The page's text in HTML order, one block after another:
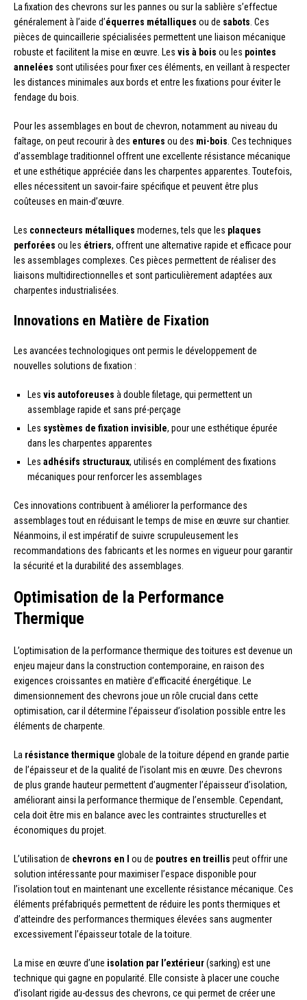
La fixation des chevrons sur les pannes ou sur la sablière s’effectue
généralement à l’aide d’équerres métalliques ou de sabots . Ces
pièces de quincaillerie spécialisées permettent une liaison mécanique
robuste et facilitent la mise en œuvre. Les vis à bois ou les pointes
annelées sont utilisées pour fixer ces éléments, en veillant à respecter
les distances minimales aux bords et entre les fixations pour éviter le
fendage du bois.
Pour les assemblages en bout de chevron, notamment au niveau du
faîtage, on peut recourir à des entures ou des mi-bois . Ces techniques
d’assemblage traditionnel offrent une excellente résistance mécanique
et une esthétique appréciée dans les charpentes apparentes. Toutefois,
elles nécessitent un savoir-faire spécifique et peuvent être plus
coûteuses en main-d’œuvre.
Les connecteurs métalliques modernes, tels que les plaques
perforées ou les étriers, offrent une alternative rapide et efficace pour
les assemblages complexes. Ces pièces permettent de réaliser des
liaisons multidirectionnelles et sont particulièrement adaptées aux
charpentes industrialisées.
Innovations en Matière de Fixation
Les avancées technologiques ont permis le développement de
nouvelles solutions de fixation :
Les vis autoforeuses à double filetage, qui permettent un
assemblage rapide et sans pré-perçage
Les systèmes de fixation invisible, pour une esthétique épurée
dans les charpentes apparentes
Les adhésifs structuraux, utilisés en complément des fixations
mécaniques pour renforcer les assemblages
Ces innovations contribuent à améliorer la performance des
assemblages tout en réduisant le temps de mise en œuvre sur chantier.
Néanmoins, il est impératif de suivre scrupuleusement les
recommandations des fabricants et les normes en vigueur pour garantir
la sécurité et la durabilité des assemblages.
Optimisation de la Performance
Thermique
L’optimisation de la performance thermique des toitures est devenue un
enjeu majeur dans la construction contemporaine, en raison des
exigences croissantes en matière d’efficacité énergétique. Le
dimensionnement des chevrons joue un rôle crucial dans cette
optimisation, car il détermine l’épaisseur d’isolation possible entre les
éléments de charpente.
La résistance thermique globale de la toiture dépend en grande partie
de l’épaisseur et de la qualité de l’isolant mis en œuvre. Des chevrons
de plus grande hauteur permettent d’augmenter l’épaisseur d’isolation,
améliorant ainsi la performance thermique de l’ensemble. Cependant,
cela doit être mis en balance avec les contraintes structurelles et
économiques du projet.
L’utilisation de chevrons en I ou de poutres en treillis peut offrir une
solution intéressante pour maximiser l’espace disponible pour
l’isolation tout en maintenant une excellente résistance mécanique. Ces
éléments préfabriqués permettent de réduire les ponts thermiques et
d’atteindre des performances thermiques élevées sans augmenter
excessivement l’épaisseur totale de la toiture.
La mise en œuvre d’une isolation par l’extérieur(sarking) est une
technique qui gagne en popularité. Elle consiste à placer une couche
d’isolant rigide au-dessus des chevrons, ce qui permet de créer une